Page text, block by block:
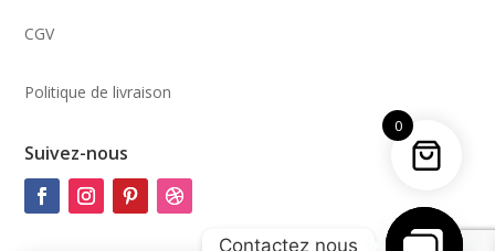
CGV
Politique de livraison
Suivez-nous
0
Contactez nous